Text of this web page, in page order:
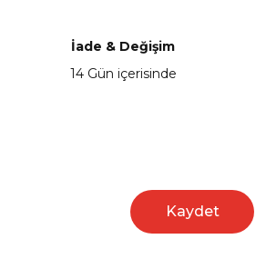
İade & Değişim
14 Gün içerisinde
Kaydet